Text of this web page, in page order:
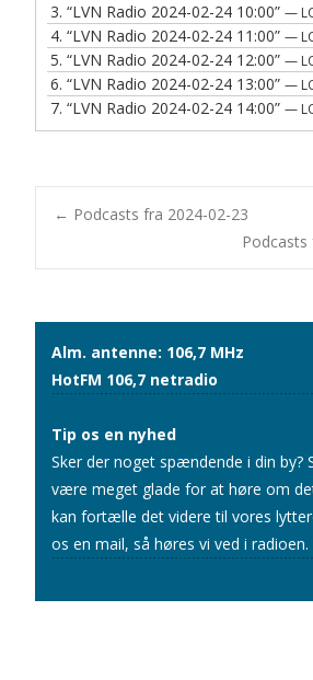
3. “LVN Radio 2024-02-24 10:00” —
4. “LVN Radio 2024-02-24 11:00” —
5. “LVN Radio 2024-02-24 12:00” —
6. “LVN Radio 2024-02-24 13:00” —
7. “LVN Radio 2024-02-24 14:00” —
Post
← Podcasts fra 2024-02-23
Podcasts
Alm. antenne: 106,7 MHz
HotFM 106,7 netradio
Tip os en nyhed
Sker der noget spændende i din by?
være meget glade for at høre om
kan fortælle det videre til vores
os en mail, så høres vi ved i radioen.